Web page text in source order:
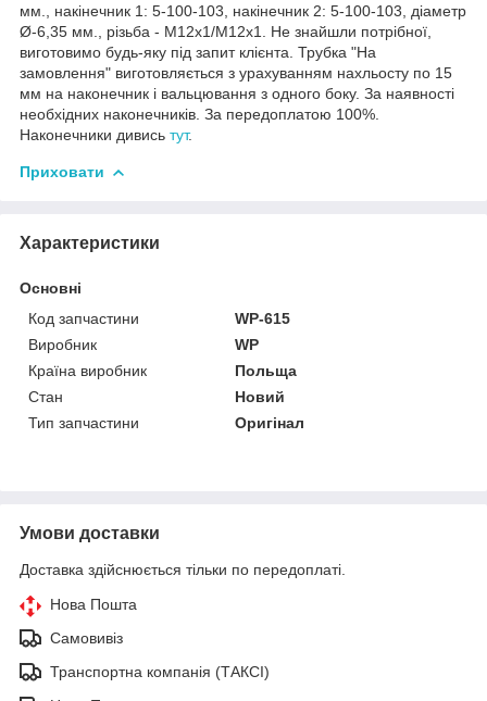
мм., накінечник 1: 5-100-103, накінечник 2: 5-100-103, діаметр
Ø-6,35 мм., різьба - М12х1/М12х1. Не знайшли потрібної,
виготовимо будь-яку під запит клієнта. Трубка "На
замовлення" виготовляється з урахуванням нахльосту по 15
мм на наконечник і вальцювання з одного боку. За наявності
необхідних наконечників. За передоплатою 100%.
Наконечники дивись тут.
Приховати
Характеристики
Основні
Код запчастини
WP-615
Виробник
WP
Країна виробник
Польща
Стан
Новий
Тип запчастини
Оригінал
Умови доставки
Доставка здійснюється тільки по передоплаті.
Нова Пошта
Самовивіз
Транспортна компанія (ТАКСІ)